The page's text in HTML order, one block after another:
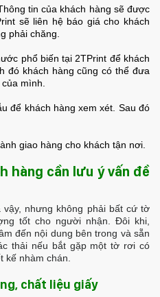
tin của khách hàng sẽ được
sẽ liên hệ báo giá cho khách
phải chăng.
phổ biến tại 2TPrint để khách
đó khách hàng cũng có thể đưa
mình.
để khách hàng xem xét. Sau đó
giao hàng cho khách tận nơi.
hàng cần lưu ý vấn đề
nhưng không phải bất cứ tờ
tốt cho người nhận. Đôi khi,
đến nội dung bên trong và sẵn
thải nếu bắt gặp một tờ rơi có
kế nhàm chán.
chất liệu giấy